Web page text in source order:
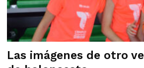
Las imágenes de otro